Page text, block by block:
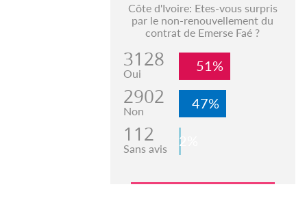
Côte d'Ivoire: Etes-vous surpris
par le non-renouvellement du
contrat de Emerse Faé ?
3128
Oui 51%
2902
Non 47%
112
Sans avis 2%